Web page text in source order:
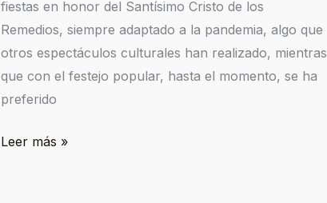
fiestas en honor del Santísimo Cristo de los
Remedios, siempre adaptado a la pandemia, algo que
otros espectáculos culturales han realizado, mientras
que con el festejo popular, hasta el momento, se ha
preferido
Leer más »